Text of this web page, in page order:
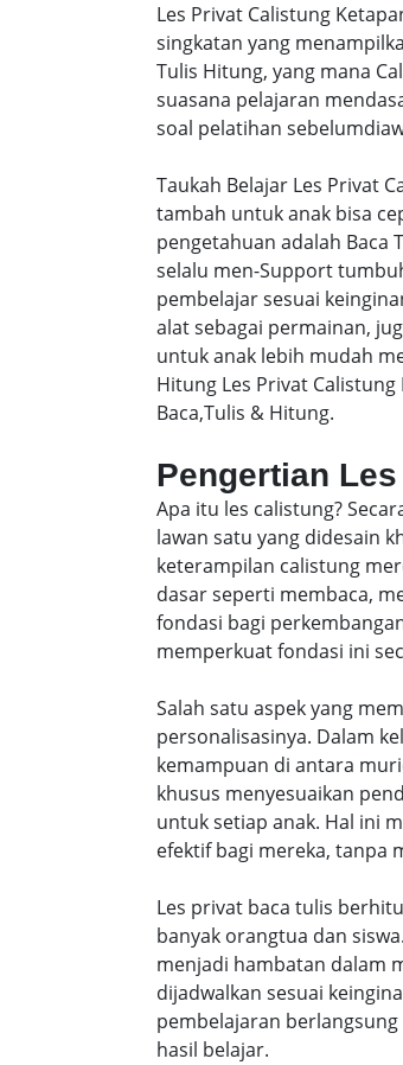
Les Privat Calistung
singkatan yang
Tulis Hitung, yang mana
suasana pelajaran
soal pelatihan
Taukah Belajar Les Privat
tambah untuk anak bisa
pengetahuan adalah Baca
selalu men-Support
pembelajar sesuai
alat sebagai permainan,
untuk anak lebih mudah
Hitung Les Privat
Baca,Tulis & Hitung.
Pengertian
Apa itu les calistung?
lawan satu yang didesain
keterampilan calistung
dasar seperti membaca,
fondasi bagi
memperkuat fondasi ini
Salah satu aspek yang
personalisasinya. Dalam
kemampuan di antara
khusus menyesuaikan
untuk setiap anak. Hal ini
efektif bagi mereka, tanpa
Les privat baca tulis
banyak orangtua dan
menjadi hambatan dalam
dijadwalkan sesuai
pembelajaran
hasil belajar.